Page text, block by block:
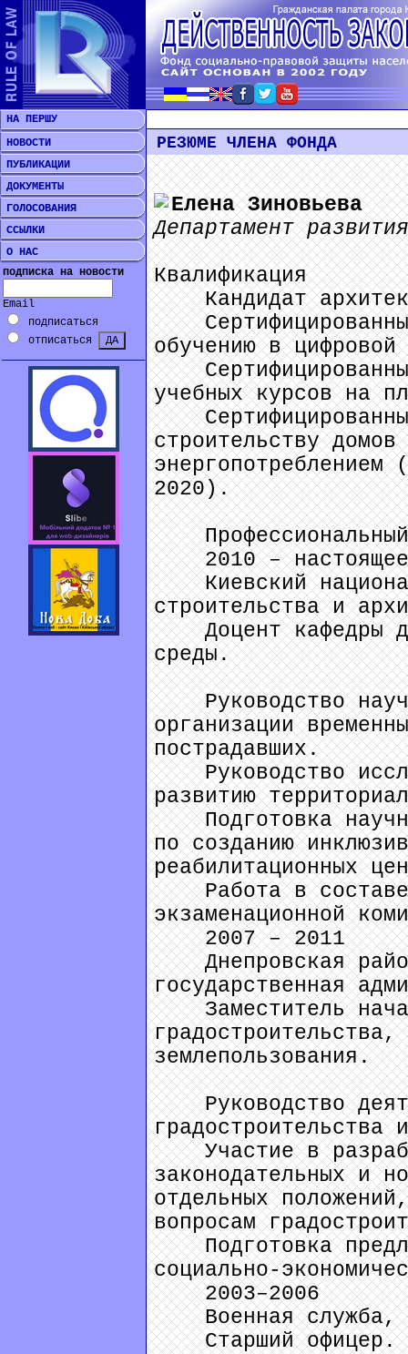
НА ПЕРШУ
НОВОСТИ
ПУБЛИКАЦИИ
ДОКУМЕНТЫ
ГОЛОСОВАНИЯ
ССЫЛКИ
О НАС
подписка на новости
Email
подписаться
отписаться
РЕЗЮМЕ ЧЛЕНА ФОНДА
Елена Зиновьева
Департамент
Квалификация
Кандидат
обучению в
учебных курсов на
строительству
энергопотреблением
2020).
2010 – настоящее
Киевский
строительства и
Доцент кафедры
среды.
Руководство
организации
пострадавших.
Руководство
развитию
Подготовка
по созданию
реабилитационных
Работа в составе
экзаменационной
2007 – 2011
Днепровская
государственная
Заместитель
землепользования.
Руководство
градостроительства
Участие в
законодательных и
отдельных
вопросам
Подготовка
социально-
2003–2006
Военная служба,
Старший офицер.